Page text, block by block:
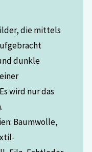
die mittels
dunkle
wird nur das
Baumwolle,